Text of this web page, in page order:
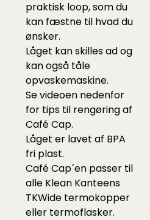
praktisk loop, som du
kan fæstne til hvad du
ønsker.
Låget kan skilles ad og
kan også tåle
opvaskemaskine.
Se videoen nedenfor
for tips til rengøring af
Café Cap.
Låget er lavet af BPA
fri plast.
Café Cap´en passer til
alle Klean Kanteens
TKWide termokopper
eller termoflasker.